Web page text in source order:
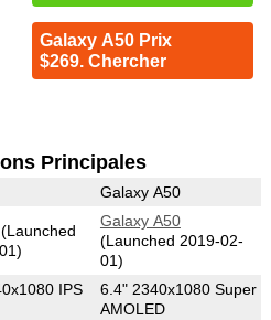
Galaxy A50 Prix
$269. Chercher
Principales
Galaxy A50
(Launched
Galaxy A50
(Launched 2019-02-
01)
IPS
6.4" 2340x1080 Super
AMOLED